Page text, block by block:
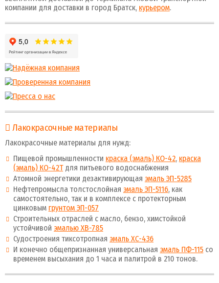
компании для доставки в город Братск, курьером.
Лакокрасочные материалы
Лакокрасочные материалы для нужд:
Пищевой промышленности краска (эмаль) КО-42, краска
(эмаль) КО-42Тдля питьевого водоснабжения
Атомной энергетики дезактивирующая эмаль ЭП-5285
Нефтепромысла толстослойная эмаль ЭП-5116, как
самостоятельно, так и в комплексе с протекторным
цинковым грунтом ЭП-057
Строительных отраслей с масло, бензо, химстойкой
устойчивой эмалью ХВ-785
Судостроения тиксотропная эмаль ХС-436
И конечно общепризнанная универсальная эмаль ПФ-115 со
временем высыхания до 1 часа и палитрой в 210 тонов.